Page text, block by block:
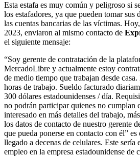
Esta estafa es muy común y peligroso si
los estafadores, ya que pueden tomar sus
las cuentas bancarias de las víctimas.
2023, enviaron al mismo contacto de
el siguiente mensaje:
“Soy gerente de contratación de la
MercadoLibre y actualmente estoy
de medio tiempo que trabajan desde
horas de trabajo. Sueldo facturado
300 dólares estadounidenses / día.
no podrán participar quienes no cumplan
interesado en más detalles del trabajo,
los datos de contacto de nuestro gerente
que pueda ponerse en contacto con él”
llegado a decenas de celulares. Este
empleo en la empresa estadounidense de